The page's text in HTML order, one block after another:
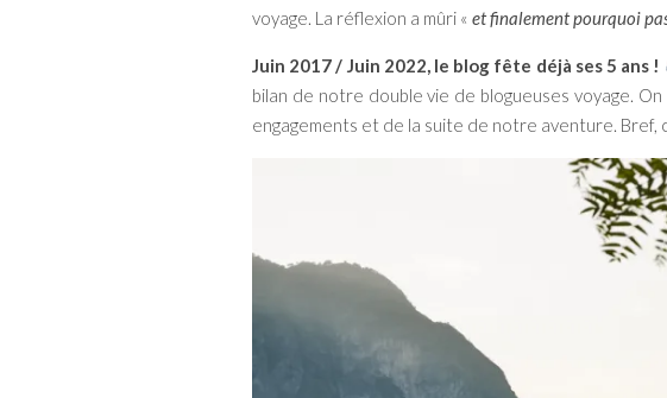
voyage. La réflexion a mûri « et finalement pourquoi
Juin 2017 / Juin 2022, le blog fête déjà ses 5 ans !
bilan de notre double vie de blogueuses voyage.
engagements et de la suite de notre aventure. Bref,